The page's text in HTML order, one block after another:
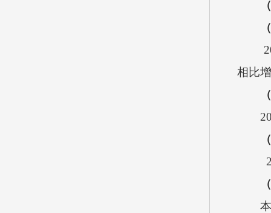
相比